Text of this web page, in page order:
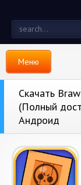
Меню
Скачать
(Полный
Андроид